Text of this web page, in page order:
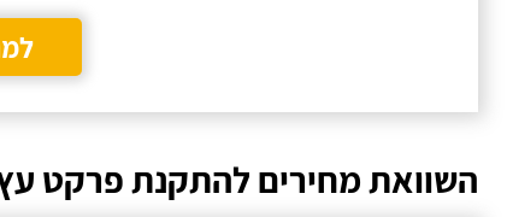
השוואת מחירים להתקנת פרקט